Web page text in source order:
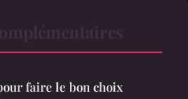
faire le bon choix